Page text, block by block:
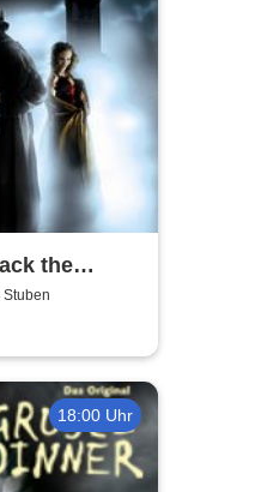
the
18:00 Uhr